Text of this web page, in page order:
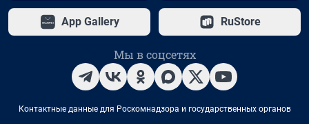
App Gallery RuStore
Мы в соцсетях
Контактные данные для Роскомнадзора и государственных органов